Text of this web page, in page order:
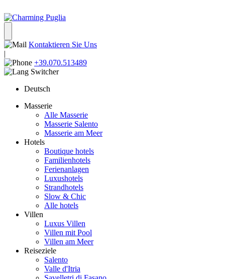
Kontaktieren Sie Uns
|
+39.070.513489
Deutsch
Masserie
Alle Masserie
Masserie Salento
Masserie am Meer
Hotels
Boutique hotels
Familienhotels
Ferienanlagen
Luxushotels
Strandhotels
Slow & Chic
Alle hotels
Villen
Luxus Villen
Villen mit Pool
Villen am Meer
Reiseziele
Salento
Valle d'Itria